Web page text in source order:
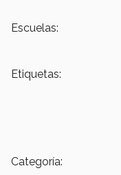
Escuelas:
Etiquetas:
Categoría: